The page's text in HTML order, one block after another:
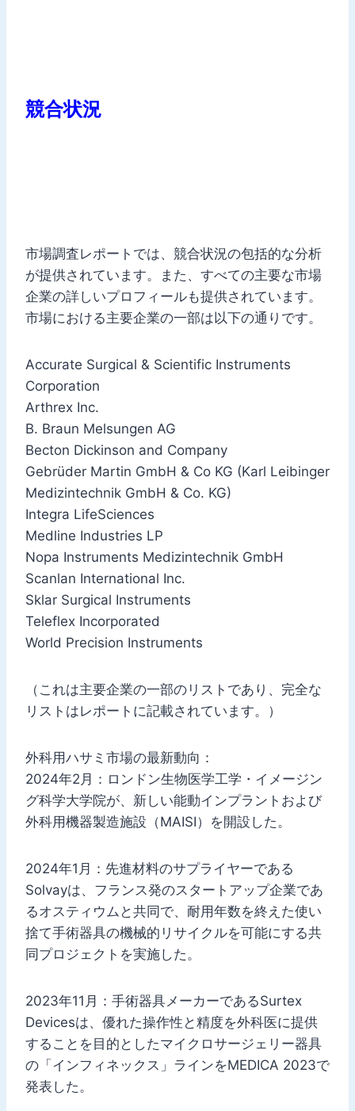
競合状況
市場調査レポートでは、競合状況の包括的な分析
が提供されています。また、すべての主要な市場
企業の詳しいプロフィールも提供されています。
市場における主要企業の一部は以下の通りです。
Accurate Surgical & Scientific Instruments
Corporation
Arthrex Inc.
B. Braun Melsungen AG
Becton Dickinson and Company
Gebrüder Martin GmbH & Co KG (Karl Leibinger
Medizintechnik GmbH & Co. KG)
Integra LifeSciences
Medline Industries LP
Nopa Instruments Medizintechnik GmbH
Scanlan International Inc.
Sklar Surgical Instruments
Teleflex Incorporated
World Precision Instruments
（これは主要企業の一部のリストであり、完全な
リストはレポートに記載されています。）
外科用ハサミ市場の最新動向：
2024年2月：ロンドン生物医学工学・イメージン
グ科学大学院が、新しい能動インプラントおよび
外科用機器製造施設（MAISI）を開設した。
2024年1月：先進材料のサプライヤーである
Solvayは、フランス発のスタートアップ企業であ
るオスティウムと共同で、耐用年数を終えた使い
捨て手術器具の機械的リサイクルを可能にする共
同プロジェクトを実施した。
2023年11月：手術器具メーカーであるSurtex
Devicesは、優れた操作性と精度を外科医に提供
することを目的としたマイクロサージェリー器具
の「インフィネックス」ラインをMEDICA 2023で
発表した。